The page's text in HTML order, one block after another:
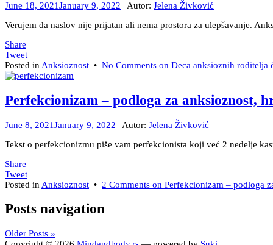
June 18, 2021January 9, 2022 | Autor: Jelena Živković
Verujem da naslov nije prijatan ali nema prostora za ulepšavanje.
Share
Tweet
Posted inAnksioznost • No Comments on Deca anksioznih roditelja
Perfekcionizam – podloga za anksioznost,
June 8, 2021January 9, 2022 | Autor: Jelena Živković
Tekst o perfekcionizmu piše vam perfekcionista koji već 2 nedelje
Share
Tweet
Posted in Anksioznost • 2 Comments on Perfekcionizam – podloga
Posts navigation
Older Posts »